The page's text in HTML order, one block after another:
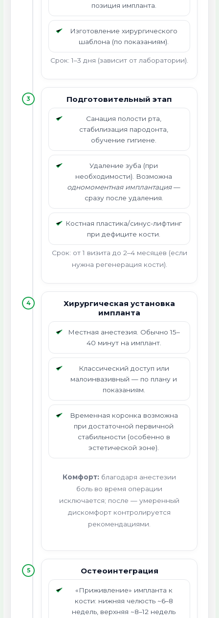
позиция импланта.
Изготовление хирургического
шаблона (по показаниям).
Срок: 1–3 дня (зависит от лаборатории).
3 Подготовительный этап
Санация полости рта,
стабилизация пародонта,
обучение гигиене.
Удаление зуба (при
необходимости). Возможна
одномоментная имплантация—
сразу после удаления.
Костная пластика/синус-лифтинг
при дефиците кости.
Срок: от 1 визита до 2–4 месяцев (если
нужна регенерация кости).
4
Хирургическая установка
импланта
Местная анестезия. Обычно 15–
40 минут на имплант.
Классический доступ или
малоинвазивный — по плану и
показаниям.
Временная коронка возможна
при достаточной первичной
стабильности (особенно в
эстетической зоне).
Комфорт: благодаря анестезии
боль во время операции
исключается; после — умеренный
дискомфорт контролируется
рекомендациями.
5 Остеоинтеграция
«Приживление» импланта к
кости: нижняя челюсть ~6–8
недель, верхняя ~8–12 недель